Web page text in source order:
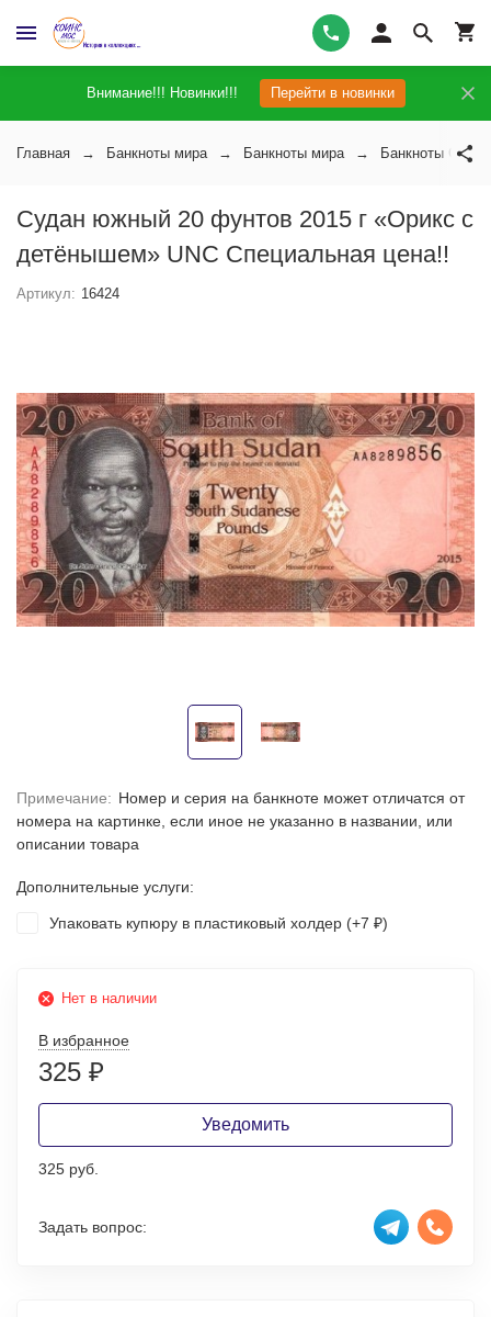
Внимание!!! Новинки!!! Перейти в новинки
Главная Банкноты мира Банкноты мира Банкноты
Судан южный 20 фунтов 2015 г «Орикс с
детёнышем» UNC Специальная цена!!
Артикул: 16424
Примечание: Номер и серия на банкноте может отличатся от
номера на картинке, если иное не указанно в названии, или
описании товара
Дополнительные услуги:
Упаковать купюру в пластиковый холдер (+7 ₽)
Нет в наличии
В избранное
325 ₽
Уведомить
325 руб.
Задать вопрос: